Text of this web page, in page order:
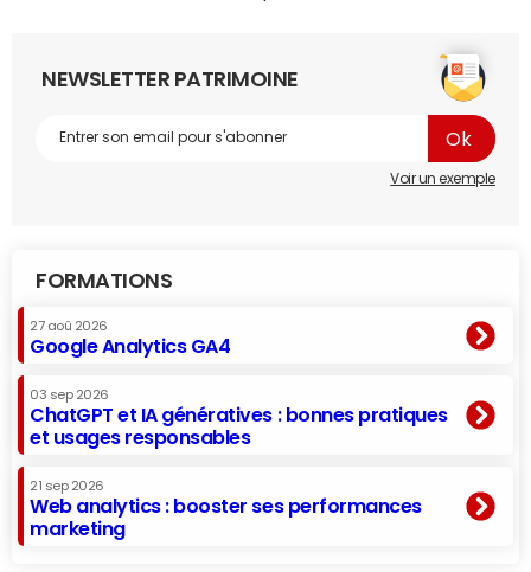
NEWSLETTER PATRIMOINE
Voir un exemple
FORMATIONS
27 aoû 2026
Google Analytics GA4
03 sep 2026
ChatGPT et IA génératives : bonnes pratiques
et usages responsables
21 sep 2026
Web analytics : booster ses performances
marketing